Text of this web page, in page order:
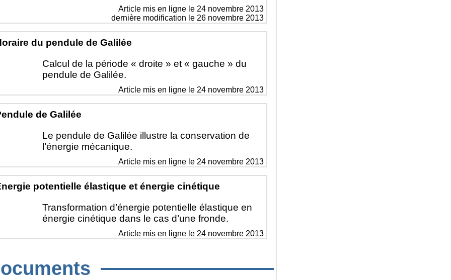
Article mis en ligne le24 novembre 2013
dernière modification le 26 novembre 2013
du pendule de Galilée
Calcul de la période « droite » et « gauche » du
pendule de Galilée.
Article mis en ligne le24 novembre 2013
de Galilée
Le pendule de Galilée illustre la conservation de
l’énergie mécanique.
Article mis en ligne le24 novembre 2013
potentielle élastique et énergie cinétique
Transformation d’énergie potentielle élastique en
énergie cinétique dans le cas d’une fronde.
Article mis en ligne le24 novembre 2013